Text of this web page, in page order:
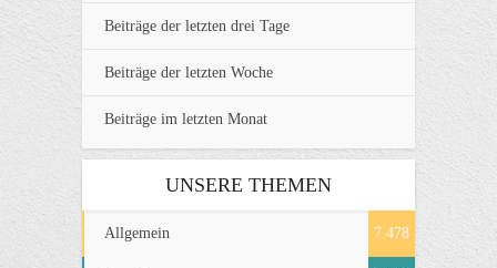
Beiträge der letzten drei Tage
Beiträge der letzten Woche
Beiträge im letzten Monat
UNSERE THEMEN
Allgemein 7.478